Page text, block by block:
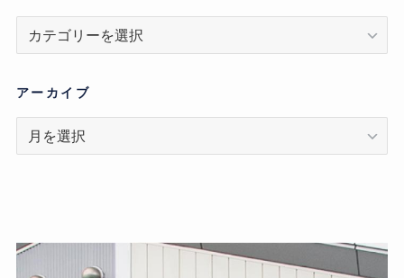
リ
アーカイブ
ア